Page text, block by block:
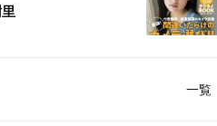
一覧